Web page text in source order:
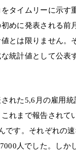
タイムリーに示す
めに発表される前
とは限りません。
統計値として公表
れた5,6月の雇用
れまで報告されて
です。それぞれの
人でした。しか